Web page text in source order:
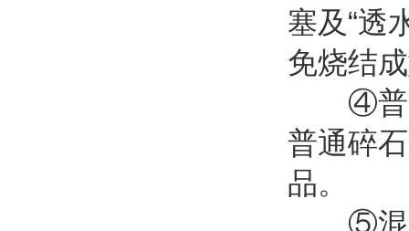
塞及“透
免烧结
④普通
普通碎
品。
⑤混凝